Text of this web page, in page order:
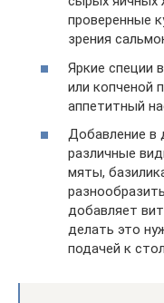
проверенные
зрения
Яркие специи
или копченой
аппетитный
Добавление в
различные
мяты,
добавляет
делать это
подачей к